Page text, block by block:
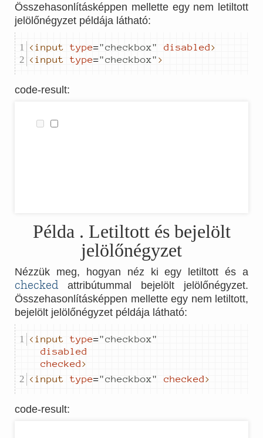
Összehasonlításképpen mellette egy nem letiltott
jelölőnégyzet példája látható:
<input type="checkbox" disabled>
<input type="checkbox" >
code-result:
Példa . Letiltott és bejelölt
jelölőnégyzet
Nézzük meg, hogyan néz ki egy letiltott és a
checkedattribútummal bejelölt jelölőnégyzet.
Összehasonlításképpen mellette egy nem letiltott,
bejelölt jelölőnégyzet példája látható:
<input type="checkbox"
disabled
checked>
<input type="checkbox" checked>
code-result: